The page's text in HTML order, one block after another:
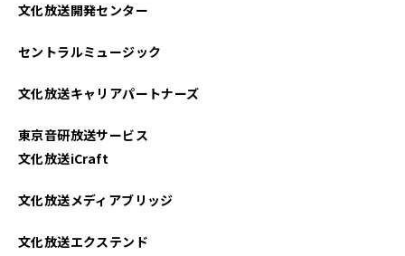
文化放送開発センター
セントラルミュージック
文化放送キャリアパートナーズ
東京音研放送サービス
文化放送iCraft
文化放送メディアブリッジ
文化放送エクステンド